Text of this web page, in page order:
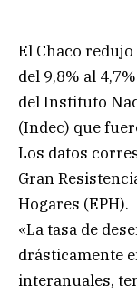
El Chaco
del 9,8% al
del Instituto
(Indec) que
Los datos
Gran
Hogares (EPH).
«La tasa de
drásticamente
interanuales,